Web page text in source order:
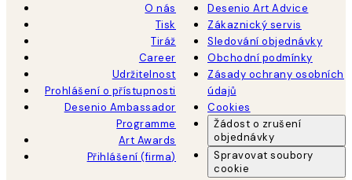
O nás
Tisk
Tiráž
Career
Udržitelnost
Prohlášení o přístupnosti
Desenio Ambassador
Programme
Art Awards
Přihlášení (firma)
Desenio Art Advice
Zákaznický servis
Sledování objednávky
Obchodní podmínky
Zásady ochrany osobních
údajů
Cookies
Žádost o zrušení
objednávky
Spravovat soubory
cookie